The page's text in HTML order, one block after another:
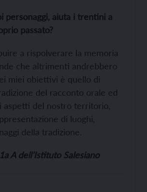
personaggi, aiuta i trentini a
passato?
a rispolverare la memoria
che altrimenti andrebbero
miei obiettivi è quello di
del racconto orale ed
aspetti del nostro territorio,
di luoghi,
della tradizione.
A dell’Istituto Salesiano